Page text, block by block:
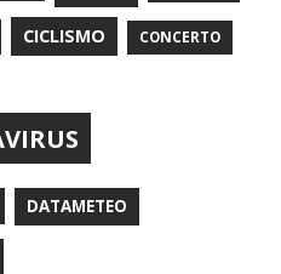
CICLISMO CONCERTO
DATAMETEO